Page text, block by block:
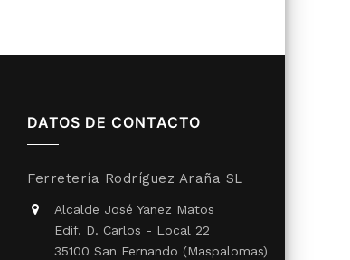
DATOS DE CONTACTO
Ferretería Rodríguez Araña SL
Alcalde José Yanez Matos
Edif. D. Carlos - Local 22
35100 San Fernando (Maspalomas)